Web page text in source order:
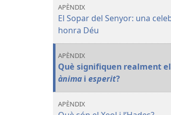
APÈNDIX
El Sopar del Senyor: una
honra Déu
APÈNDIX
Què signifiquen realment
ànima i esperit?
APÈNDIX